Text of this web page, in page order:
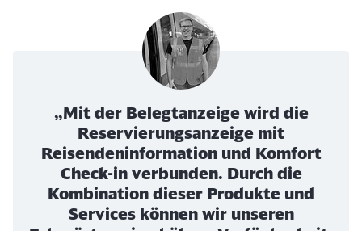
„Mit der Belegtanzeige wird die
Reservierungsanzeige mit
Reisendeninformation und Komfort
Check-in verbunden. Durch die
Kombination dieser Produkte und
Services können wir unseren